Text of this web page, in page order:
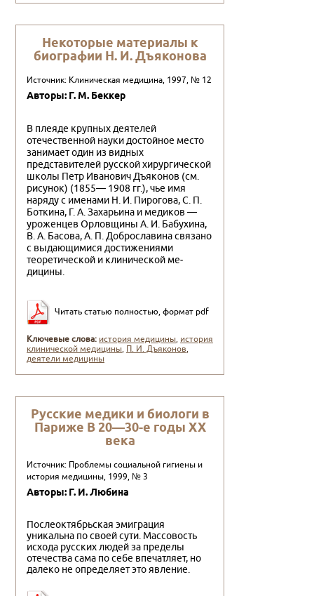
Некоторые материалы к
биографии Н. И. Дъяконова
Источник: Клиническая медицина, 1997, № 12
Авторы: Г. М. Беккер
В плеяде крупных деятелей
отечественной нау­ки достойное место
занимает один из видных
представителей русской хирургической
школы Петр Иванович Дъяконов (см.
рисунок) (1855— 1908 гг.), чье имя
наряду с именами Н. И. Пиро­гова, С. П.
Боткина, Г. А. Захарьина и медиков —
уроженцев Орловщины А. И. Бабухина,
В. А. Ба­сова, А. П. Доброславина связано
с выдающимися достижениями
теоретической и клинической ме­
дицины.
Читать статью полностью, формат pdf
Ключевые слова: история медицины, история
клинической медицины, П. И. Дъяконов,
деятели медицины
Русские медики и биологи в
Париже В 20—30-е годы XX
века
Источник: Проблемы социальной гигиены и
история медицины, 1999, № 3
Авторы: Г. И. Любина
Послеоктябрьская эмиграция
уникальна по своей сути. Массовость
исхода русских людей за пределы
отечества сама по себе впечатляет, но
далеко не определяет это явление.